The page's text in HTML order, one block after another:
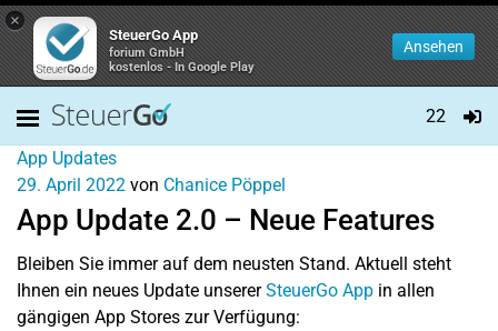
×
SteuerGo App
forium GmbH
kostenlos - In Google Play
Ansehen
22
App Updates
29. April 2022 von Chanice Pöppel
App Update 2.0 – Neue Features
Bleiben Sie immer auf dem neusten Stand. Aktuell steht
Ihnen ein neues Update unsererSteuerGo App in allen
gängigen App Stores zur Verfügung: